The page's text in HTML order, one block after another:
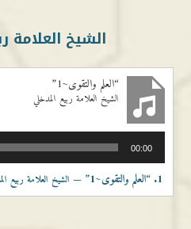
الشيخ العلامة
“العلم والتقوى~1”
الشيخ العلامة ربيع المدخلي
الصوت
00:00
1. “العلم والتقوى~1” — الشيخ العلامة ربيع